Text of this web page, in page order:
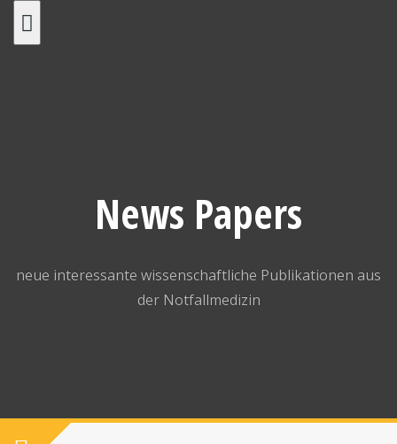
News Papers
neue interessante wissenschaftliche Publikationen aus
der Notfallmedizin